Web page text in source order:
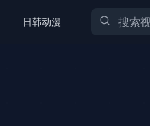
日韩动漫